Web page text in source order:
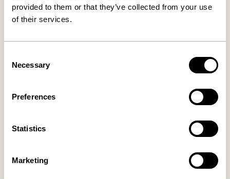
provided to them or that they’ve collected from your use
of their services.
Selection
Necessary
Preferences
Statistics
Marketing